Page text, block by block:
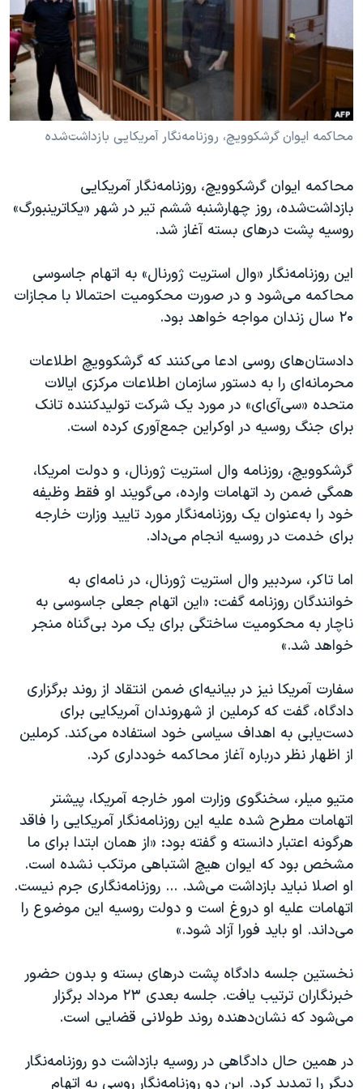
فرهنگ و زندگی
حقوق شهروندی
اقتصادی
علم و فناوری
اسرائیل در جنگ
آرشیو پخش زنده
مستندها
انتخابات ریاست جمهوری آمریکا ۲۰۲۴
حمله جمهوری اسلامی به اسرائیل
رمز مهسا
ورزش زنان در ایران
مجموعه مستندهای دادخواهی
تریبونال مردمی آبان ۹۸
چهل سال گروگان‌گیری
قانون شفافیت دارائی کادر رهبری ایران
اسرائیل در جنگ
نرگس محمدی برنده جایزه نوبل صلح
همایش محافظه‌کاران آمریکا «سی‌پک»
سفر پرزیدنت ترامپ به چین
دنبال کنید
زبانهای مختلف
محاکمه ایوان گرشکوویچ، روزنامه‌نگار آمریکایی بازداشت‌شده
محاکمه ایوان گرشکوویچ، روزنامه‌نگار آمریکایی
بازداشت‌شده، روز چهارشنبه ششم تیر در شهر «یکاترینبورگ»
روسیه پشت درهای بسته آغاز شد.
این روزنامه‌نگار «وال‌ استریت ژورنال» به اتهام جاسوسی
محاکمه می‌شود و در صورت محکومیت احتمالا با مجازات
۲۰ سال زندان مواجه خواهد بود.
دادستان‌های روسی ادعا می‌کنند که گرشکوویچ اطلاعات
محرمانه‌ای را به دستور سازمان اطلاعات مرکزی ایالات
متحده «سی‌آی‌ای» در مورد یک شرکت تولید‌کننده تانک
برای جنگ روسیه در اوکراین جمع‌آوری کرده است.
گرشکوویچ، روزنامه وال استریت ژورنال، و دولت امریکا،
همگی ضمن رد اتهامات وارده، می‌گویند او فقط وظیفه
خود را به‌عنوان یک روزنامه‌نگار مورد تایید وزارت خارجه
برای خدمت در روسیه انجام می‌داد.
اما تاکر، سردبیر وال استریت ژورنال، در نامه‌ای به
خوانندگان روزنامه گفت: «این اتهام جعلی جاسوسی به
ناچار به محکومیت ساختگی برای یک مرد بی‌گناه منجر
خواهد شد.»
سفارت آمریکا نیز در بیانیه‌ای ضمن انتقاد از روند برگزاری
دادگاه، گفت که کرملین از شهروندان آمریکایی برای
دست‌یابی به اهداف سیاسی خود استفاده می‌کند. کرملین
از اظهار نظر درباره آغاز محاکمه خودداری کرد.
متیو میلر، سخنگوی وزارت امور خارجه آمریکا، پیشتر
اتهامات مطرح شده علیه این روزنامه‌نگار آمریکایی را فاقد
هرگونه اعتبار دانسته و گفته بود: «از همان ابتدا برای ما
مشخص بود که ایوان هیچ اشتباهی مرتکب نشده است.
او اصلا نباید بازداشت می‌شد. ... روزنامه‌نگاری جرم نیست.
اتهامات علیه او دروغ است و دولت روسیه این موضوع را
می‌داند. او باید فورا آزاد شود.»
نخستین جلسه دادگاه پشت درهای بسته و بدون حضور
خبرنگاران ترتیب یافت. جلسه بعدی ۲۳ مرداد برگزار
می‌شود که نشان‌دهنده روند طولانی قضایی است.
در همین حال دادگاهی در روسیه بازداشت دو روزنامه‌نگار
دیگر را تمدید کرد. این دو روزنامه‌نگار روسی به اتهام